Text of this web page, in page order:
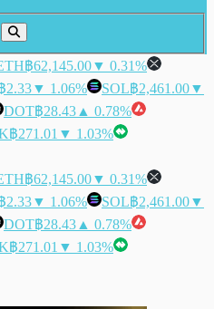
฿62,145.00▼ 0.31%
2.33▼ 1.06% SOL฿2,461.00▼
DOT฿28.43 ▲ 0.78%
฿271.01 ▼ 1.03%
฿62,145.00▼ 0.31%
2.33▼ 1.06% SOL฿2,461.00▼
DOT฿28.43 ▲ 0.78%
฿271.01 ▼ 1.03%